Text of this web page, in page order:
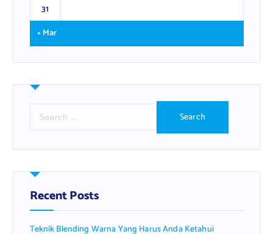
31
« Mar
r
h
f
o
:
Recent Posts
Teknik Blending Warna Yang Harus Anda Ketahui